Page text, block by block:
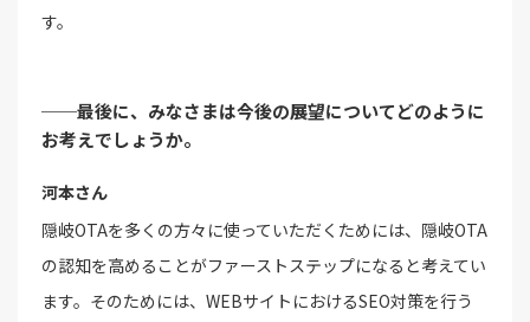
す。
──最後に、みなさまは今後の展望についてどのように
お考えでしょうか。
河本さん
隠岐OTAを多くの方々に使っていただくためには、隠岐OTA
の認知を高めることがファーストステップになると考えてい
ます。そのためには、WEBサイトにおけるSEO対策を行う